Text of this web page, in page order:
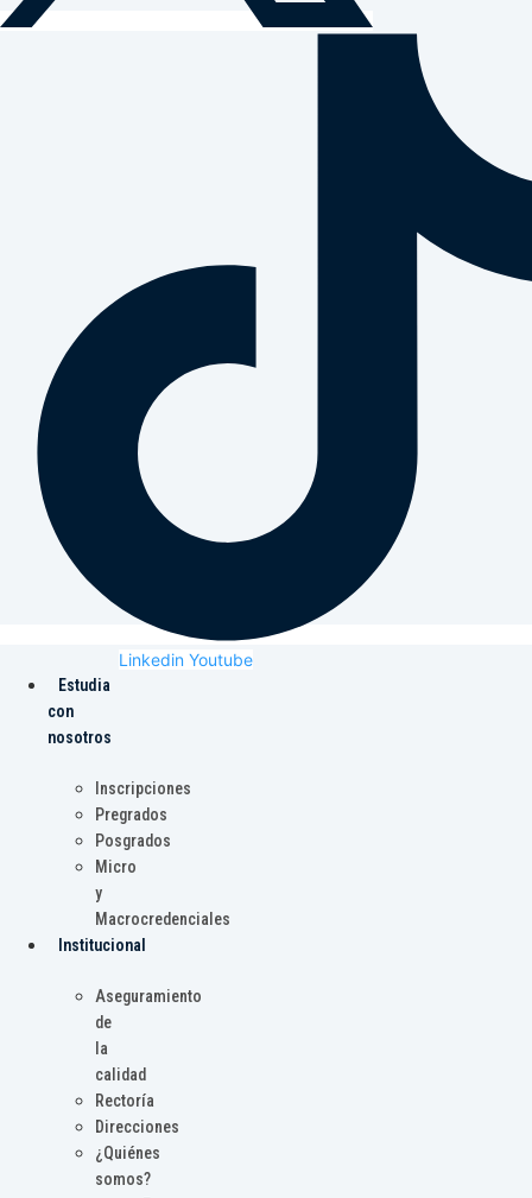
Linkedin Youtube
Estudia
con
nosotros
Inscripciones
Pregrados
Posgrados
Micro
y
Macrocredenciales
Institucional
Aseguramiento
de
la
calidad
Rectoría
Direcciones
¿Quiénes
somos?